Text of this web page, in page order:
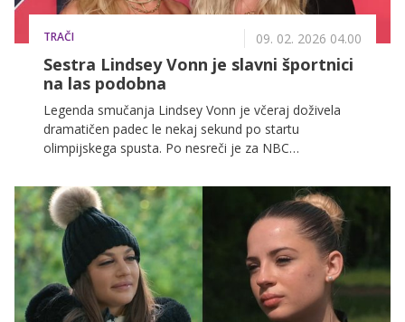
TRAČI 09. 02. 2026 04.00
Sestra Lindsey Vonn je slavni športnici
na las podobna
Legenda smučanja Lindsey Vonn je včeraj doživela
dramatičen padec le nekaj sekund po startu
olimpijskega spusta. Po nesreči je za NBC
povedala, pa si lahko preberete v nadaljevanju.